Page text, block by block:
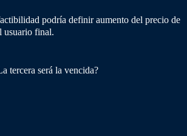
podría definir aumento del precio de
usuario final.
tercera será la vencida?